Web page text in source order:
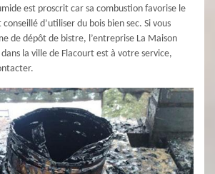
est proscrit car sa combustion favorise le
d’utiliser du bois bien sec. Si vous
de dépôt de bistre, l’entreprise La Maison
dans la ville de Flacourt est à votre service,